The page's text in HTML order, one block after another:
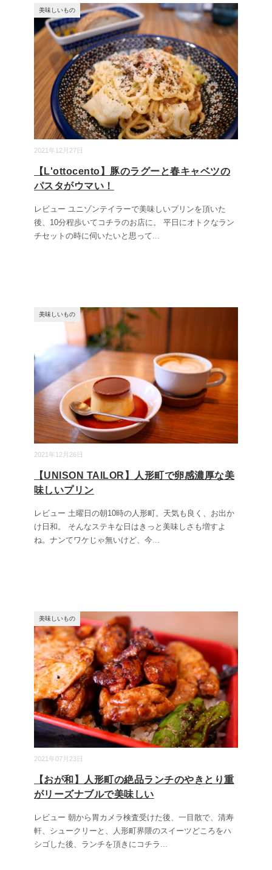
2021年12月27日
美味しいもの
【L'ottocento】豚のラグーと春キャベツの
パスタがウマい！
レビュー ユニゾンテイラーで美味しいプリンを頂いた
後、10分程歩いてコチラのお店に。 平日にオトクなラン
チセットの時に伺いたいと思って...
2021年12月26日
美味しいもの
【UNISON TAILOR】人形町で卵感濃厚な美
味しいプリン
レビュー 土曜日の朝10時の人形町。天気も良く、お出か
け日和。 そんなステキな日はきっと美味しさも増すよ
ね。ナンてワケじゃ無いけど、今...
2021年07月23日
美味しいもの
【おが和】人形町の絶品ランチのやきとり重
がリーズナブルで美味しい
レビュー 朝から胃カメラ検査受けた後、一目散で、清寿
軒、シュークリーと、人形町界隈のスイーツどころをハ
シゴした後、ランチを頂きにコチラ ...